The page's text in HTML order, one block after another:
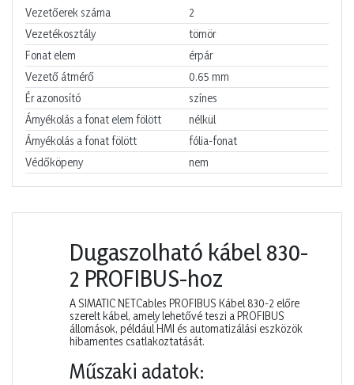
Vezetőerek száma
2
Vezetékosztály
tömör
Fonat elem
érpár
Vezető átmérő
0.65 mm
Ér azonosító
színes
Árnyékolás a fonat elem fölött
nélkül
Árnyékolás a fonat fölött
fólia-fonat
Védőköpeny
nem
Dugaszolható kábel 830-
2 PROFIBUS-hoz
A SIMATIC NETCables PROFIBUS Kábel 830-2 előre
szerelt kábel, amely lehetővé teszi a PROFIBUS
állomások, például HMI és automatizálási eszközök
hibamentes csatlakoztatását.
Műszaki adatok: